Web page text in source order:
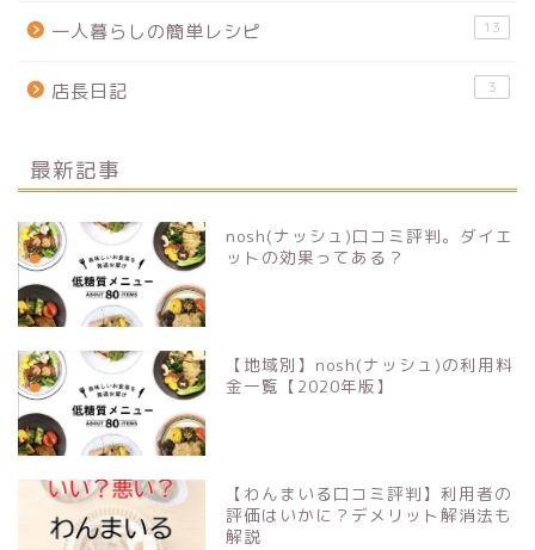
一人暮らしの簡単レシピ 13
店長日記 3
最新記事
nosh(ナッシュ)口コミ評判。ダイエ
ットの効果ってある？
【地域別】nosh(ナッシュ)の利用料
金一覧【2020年版】
【わんまいる口コミ評判】利用者の
評価はいかに？デメリット解消法も
解説